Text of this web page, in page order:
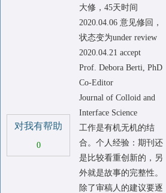
对我有帮助
0
大修，45天时间
2020.04.06 意见修回，
状态变为under review
2020.04.21 accept
Prof. Debora Berti, PhD
Co-Editor
Journal of Colloid and
Interface Science
工作是有机无机的结
合。个人经验：期刊还
是比较看重创新的，另
外就是故事的完整性。
除了审稿人的建议要逐